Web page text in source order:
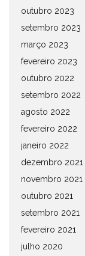
outubro 2023
setembro 2023
março 2023
fevereiro 2023
outubro 2022
setembro 2022
agosto 2022
fevereiro 2022
janeiro 2022
dezembro 2021
novembro 2021
outubro 2021
setembro 2021
fevereiro 2021
julho 2020